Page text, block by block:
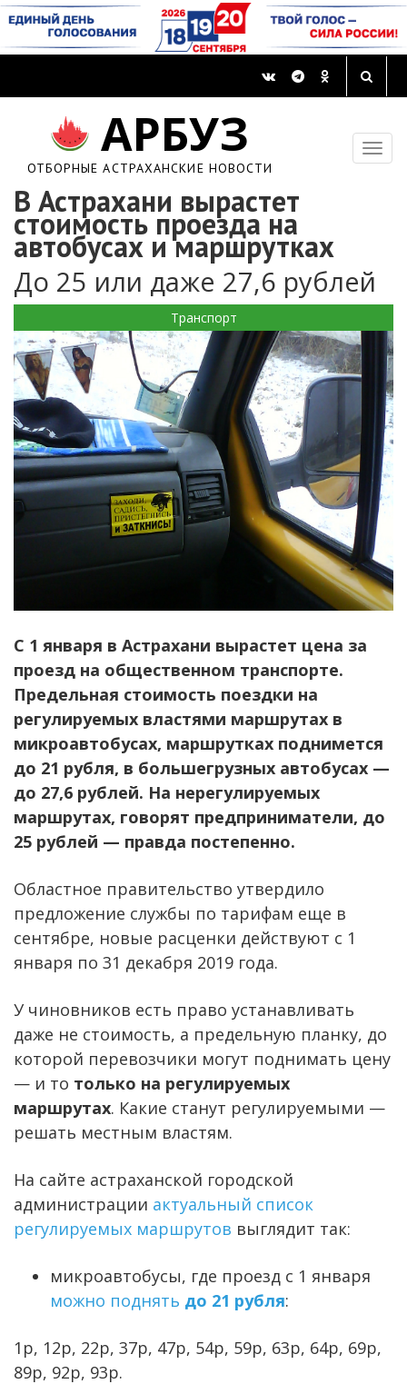
АРБУЗ
ОТБОРНЫЕ АСТРАХАНСКИЕ НОВОСТИ
В Астрахани вырастет
стоимость проезда на
автобусах и маршрутках
До 25 или даже 27,6 рублей
Транспорт
С 1 января в Астрахани вырастет цена за
проезд на общественном транспорте.
Предельная стоимость поездки на
регулируемых властями маршрутах в
микроавтобусах, маршрутках поднимется
до 21 рубля, в большегрузных автобусах —
до 27,6 рублей. На нерегулируемых
маршрутах, говорят предприниматели, до
25 рублей — правда постепенно.
Областное правительство утвердило
предложение службы по тарифам еще в
сентябре, новые расценки действуют с 1
января по 31 декабря 2019 года.
У чиновников есть право устанавливать
даже не стоимость, а предельную планку, до
которой перевозчики могут поднимать цену
— и то только на регулируемых
маршрутах. Какие станут регулируемыми —
решать местным властям.
На сайте астраханской городской
администрации актуальный список
регулируемых маршрутов выглядит так:
микроавтобусы, где проезд с 1 января
можно поднять до 21 рубля:
1р, 12р, 22р, 37р, 47р, 54р, 59р, 63р, 64р, 69р,
89р, 92р, 93р.